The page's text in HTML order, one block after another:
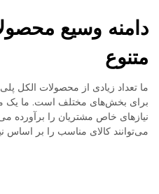
دامنه وسیع
متنوع
ما تعداد زیادی از محصولات الکل
برای بخش‌های مختلف است. ما یک
نیازهای خاص مشتریان را برآورده
می‌توانند کالای مناسب را بر اساس